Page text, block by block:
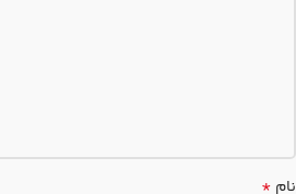
نام *